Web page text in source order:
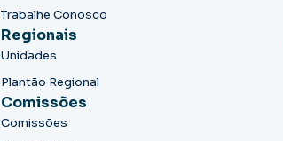
Trabalhe Conosco
Regionais
Unidades
Plantão Regional
Comissões
Comissões